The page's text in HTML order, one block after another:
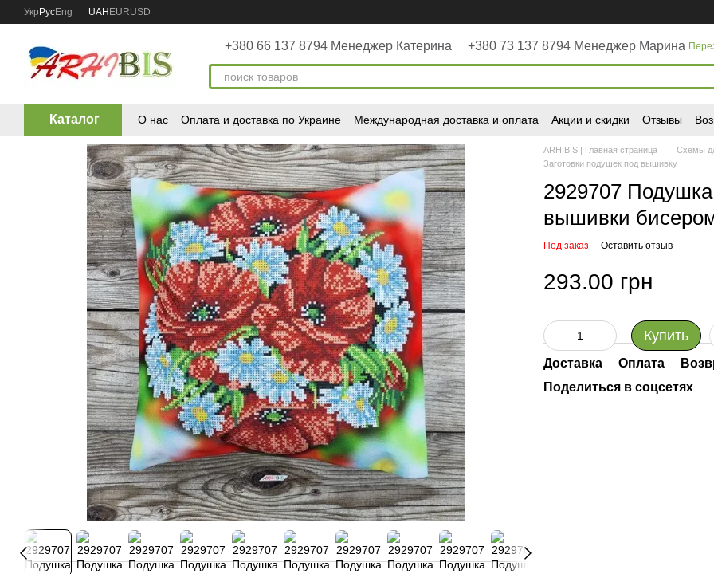
Перейти к основному контенту
Укр РусEng UAH EURUSD
+380 66 137 8794 Менеджер Катерина +380 73 137 8794 Менеджер Марина
Каталог О нас Оплата и доставка по Украине Международная доставка и оплата Акции и скидки Отзывы
ARHIBIS | Главная страница
Схемы
Заготовки подушек под вышивку
2929707
вышивки
Под заказ Оставить отзыв
293.00 грн
Купить
Доставка Оплата
Поделиться в соцсетях